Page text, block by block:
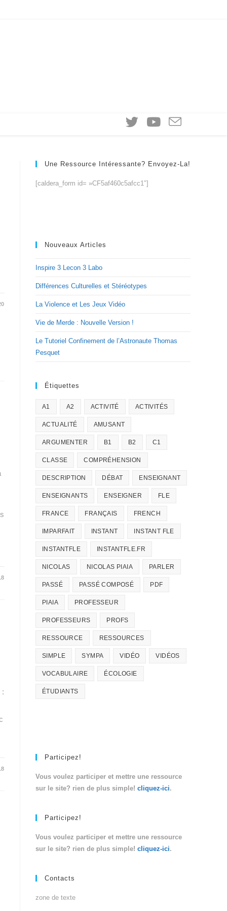
:
Une Ressource Intéressante? Envoyez-La!
[caldera_form id= »CF5af460c5afcc1″]
Nouveaux Articles
Inspire 3 Lecon 3 Labo
Différences Culturelles et Stéréotypes
La Violence et Les Jeux Vidéo
Vie de Merde : Nouvelle Version !
Le Tutoriel Confinement de l’Astronaute Thomas
Pesquet
Étiquettes
A1 A2 ACTIVITÉ ACTIVITÉS
ACTUALITÉ AMUSANT
ARGUMENTER B1 B2 C1
CLASSE COMPRÉHENSION
DESCRIPTION DÉBAT ENSEIGNANT
ENSEIGNANTS ENSEIGNER FLE
FRANCE FRANÇAIS FRENCH
IMPARFAIT INSTANT INSTANT FLE
INSTANTFLE INSTANTFLE.FR
NICOLAS NICOLAS PIAIA PARLER
PASSÉ PASSÉ COMPOSÉ PDF
PIAIA PROFESSEUR
PROFESSEURS PROFS
RESSOURCE RESSOURCES
SIMPLE SYMPA VIDÉO VIDÉOS
VOCABULAIRE ÉCOLOGIE
ÉTUDIANTS
Participez!
Vous voulez participer et mettre une ressource
sur le site? rien de plus simple! cliquez-ici.
Participez!
Vous voulez participer et mettre une ressource
sur le site? rien de plus simple! cliquez-ici.
Contacts
zone de texte